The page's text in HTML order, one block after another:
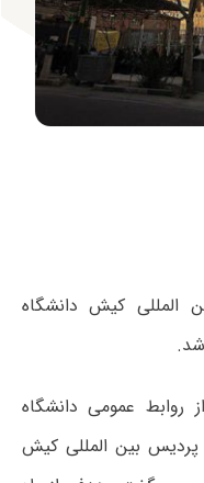
المللی کیش دانشگاه
روابط عمومی دانشگاه
پردیس بین المللی کیش